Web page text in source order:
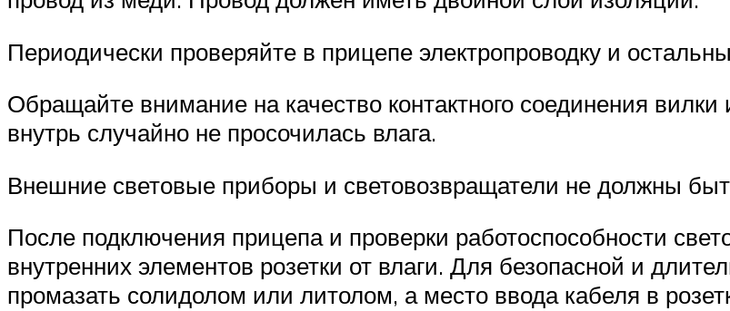
Периодически проверяйте в прицепе электропроводку и
Обращайте внимание на качество контактного соединения
внутрь случайно не просочилась влага.
Внешние световые приборы и световозвращатели не должны
После подключения прицепа и проверки работоспособности
внутренних элементов розетки от влаги. Для безопасной и
промазать солидолом или литолом, а место ввода кабеля в